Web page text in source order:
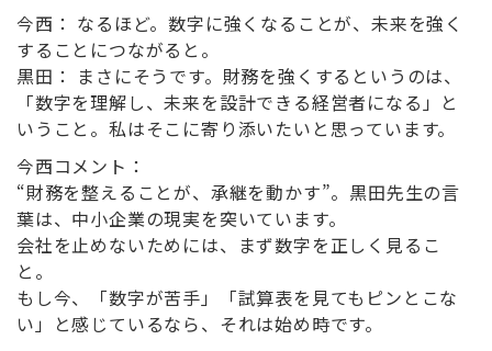
今西： なるほど。数字に強くなることが、未来を強く
することにつながると。
黒田： まさにそうです。財務を強くするというのは、
「数字を理解し、未来を設計できる経営者になる」と
いうこと。私はそこに寄り添いたいと思っています。
今西コメント：
“財務を整えることが、承継を動かす”。黒田先生の言
葉は、中小企業の現実を突いています。
会社を止めないためには、まず数字を正しく見るこ
と。
もし今、「数字が苦手」「試算表を見てもピンとこな
い」と感じているなら、それは始め時です。